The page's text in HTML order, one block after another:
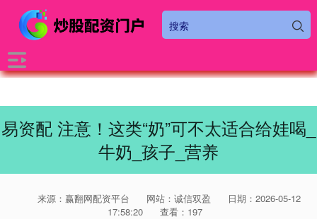
易资配 注意！这类“奶”可不太适合给娃喝_
牛奶_孩子_营养
来源：赢翻网配资平台 网站：诚信双盈
日期：2026-05-12
17:58:20
查看：197